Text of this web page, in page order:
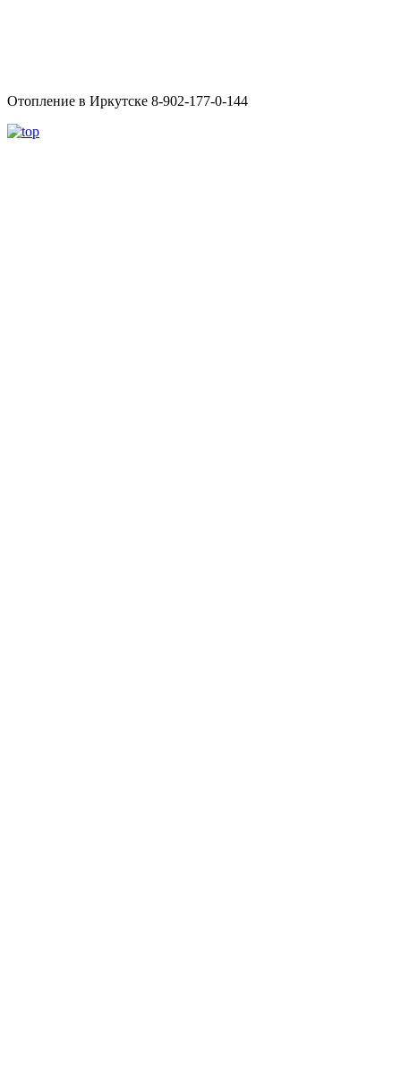
Отопление в Иркутске 8-902-177-0-144